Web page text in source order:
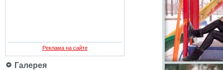
Реклама на сайте
Галерея